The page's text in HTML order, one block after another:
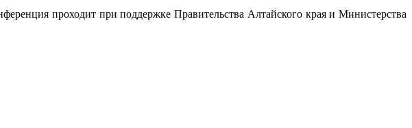
проходит при поддержке Правительства Алтайского края и Министерства